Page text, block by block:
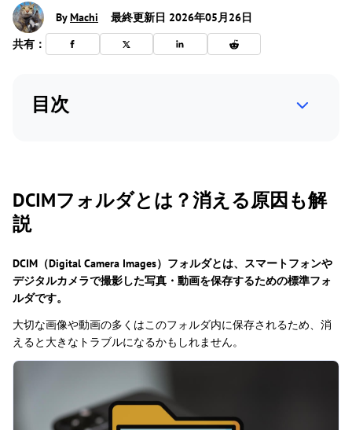
ByMachi
最終更新日 2026年05月26日
共有：
目次
DCIMフォルダとは？消える原因も解
説
DCIM（Digital Camera Images）フォルダとは、スマートフォンや
デジタルカメラで撮影した写真・動画を保存するための標準フォ
ルダです。
大切な画像や動画の多くはこのフォルダ内に保存されるため、消
えると大きなトラブルになるかもしれません。